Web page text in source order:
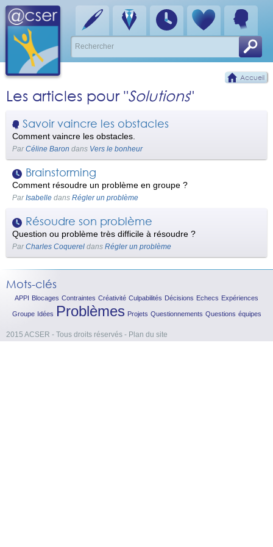
Accueil
Les articles pour "Solutions"
Savoir vaincre les obstacles
Comment vaincre les obstacles.
ParCéline Baron dans Vers le bonheur
Brainstorming
Comment résoudre un problème en groupe ?
ParIsabelle dans Régler un problème
Résoudre son problème
Question ou problème très difficile à résoudre ?
ParCharles Coquerel dans Régler un problème
Mots-clés
APPI Blocages Contraintes Créativité Culpabilités Décisions Echecs Expériences
Groupe Idées Problèmes Projets Questionnements Questions équipes
2015 ACSER - Tous droits réservés - Plan du site